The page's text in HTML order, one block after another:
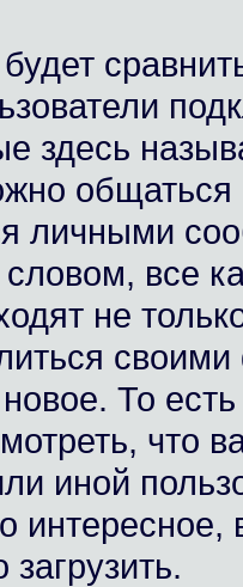
здесь
личными
все
не
То
что
иной
интересное,